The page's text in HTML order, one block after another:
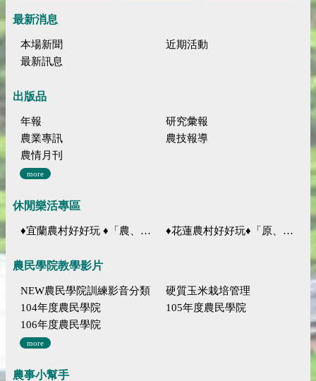
最新消息
本場新聞
近期活動
最新訊息
出版品
年報
研究彙報
農業專訊
農技報導
農情月刊
more
休閒樂活專區
♦宜蘭農村好好玩 ♦「農、藝、山、水」四條遊程推薦 ♦花蓮農村好好玩♦「原、生、慢、活」四條遊程推薦
農民學院教學影片
NEW農民學院訓練影音分類
硬質玉米栽培管理
104年度農民學院
105年度農民學院
106年度農民學院
more
農事小幫手